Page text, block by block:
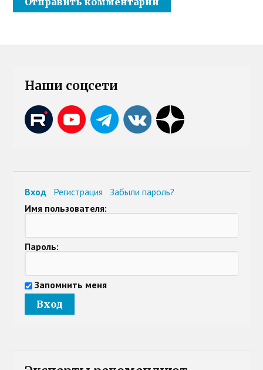
Наши соцсети
Вход Регистрация
Забыли пароль?
Имя пользователя:
Пароль:
Запомнить меня